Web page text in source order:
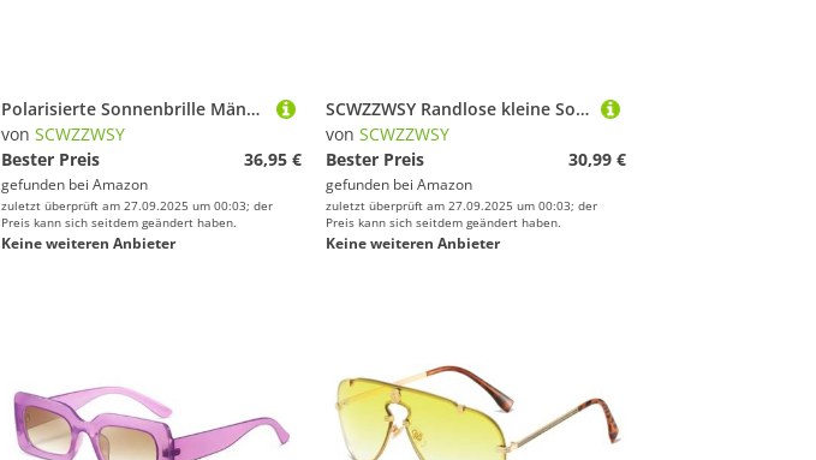
Polarisierte Sonnenbrille Männer UV400 Sonnenbrille Brillenrahmen Rahmen Strand Fahrrad Schatten Frauen Brille
von SCWZZWSY
Bester Preis
36,95 €
gefunden bei Amazon
zuletzt überprüft am 27.09.2025 um 00:03; der
Preis kann sich seitdem geändert haben.
Keine weiteren Anbieter
SCWZZWSY Randlose kleine Sonnenbrille Frauen Luxus klassisches Punk -Design Metallrahmen Sonnenbrillen für Damen Männliche Brillen UV400
von SCWZZWSY
Bester Preis
30,99 €
gefunden bei Amazon
zuletzt überprüft am 27.09.2025 um 00:03; der
Preis kann sich seitdem geändert haben.
Keine weiteren Anbieter